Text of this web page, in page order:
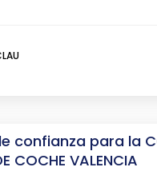
confianza para la
COCHE VALENCIA